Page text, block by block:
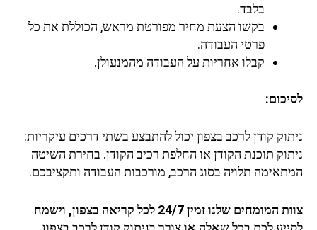
בלבד.
בקשו הצעת מחיר מפורטת מראש, הכוללת את כל
פרטי העבודה.
קבלו אחריות על העבודה מהמנעולן.
לסיכום:
ניתוק קודן לרכב בצפון יכול להתבצע בשתי דרכים עיקריות:
ניתוק תוכנת הקודן או החלפת רכיב הקודן. בחירת השיטה
המתאימה תלויה בסוג הרכב, מורכבות העבודה ותקציבכם.
צוות המומחים שלנו זמין 24/7 לכל קריאה בצפון, וישמח